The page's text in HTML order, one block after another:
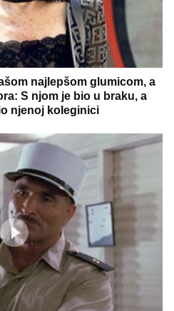
najlepšom glumicom, a
S njom je bio u braku, a
njenoj koleginici